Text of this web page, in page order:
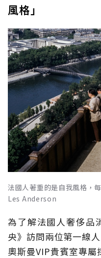
風格」
法國人著重的是自我風格，
Les Anderson
為了解法國人奢侈品
央》訪問兩位第一線
奧斯曼VIP貴賓室專